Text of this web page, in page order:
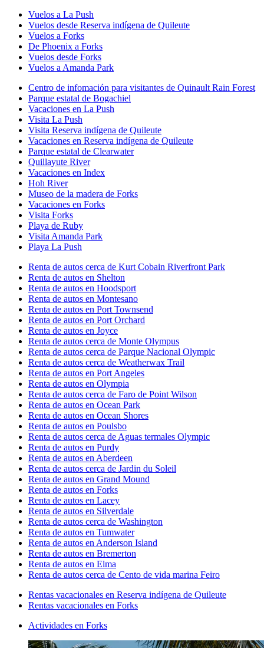
Vuelos a La Push
Vuelos desde Reserva indígena de Quileute
Vuelos a Forks
De Phoenix a Forks
Vuelos desde Forks
Vuelos a Amanda Park
Centro de infomación para visitantes de Quinault Rain Forest
Parque estatal de Bogachiel
Vacaciones en La Push
Visita La Push
Visita Reserva indígena de Quileute
Vacaciones en Reserva indígena de Quileute
Parque estatal de Clearwater
Quillayute River
Vacaciones en Index
Hoh River
Museo de la madera de Forks
Vacaciones en Forks
Visita Forks
Playa de Ruby
Visita Amanda Park
Playa La Push
Renta de autos cerca de Kurt Cobain Riverfront Park
Renta de autos en Shelton
Renta de autos en Hoodsport
Renta de autos en Montesano
Renta de autos en Port Townsend
Renta de autos en Port Orchard
Renta de autos en Joyce
Renta de autos cerca de Monte Olympus
Renta de autos cerca de Parque Nacional Olympic
Renta de autos cerca de Weatherwax Trail
Renta de autos en Port Angeles
Renta de autos en Olympia
Renta de autos cerca de Faro de Point Wilson
Renta de autos en Ocean Park
Renta de autos en Ocean Shores
Renta de autos en Poulsbo
Renta de autos cerca de Aguas termales Olympic
Renta de autos en Purdy
Renta de autos en Aberdeen
Renta de autos cerca de Jardin du Soleil
Renta de autos en Grand Mound
Renta de autos en Forks
Renta de autos en Lacey
Renta de autos en Silverdale
Renta de autos cerca de Washington
Renta de autos en Tumwater
Renta de autos en Anderson Island
Renta de autos en Bremerton
Renta de autos en Elma
Renta de autos cerca de Cento de vida marina Feiro
Rentas vacacionales en Reserva indígena de Quileute
Rentas vacacionales en Forks
Actividades en Forks